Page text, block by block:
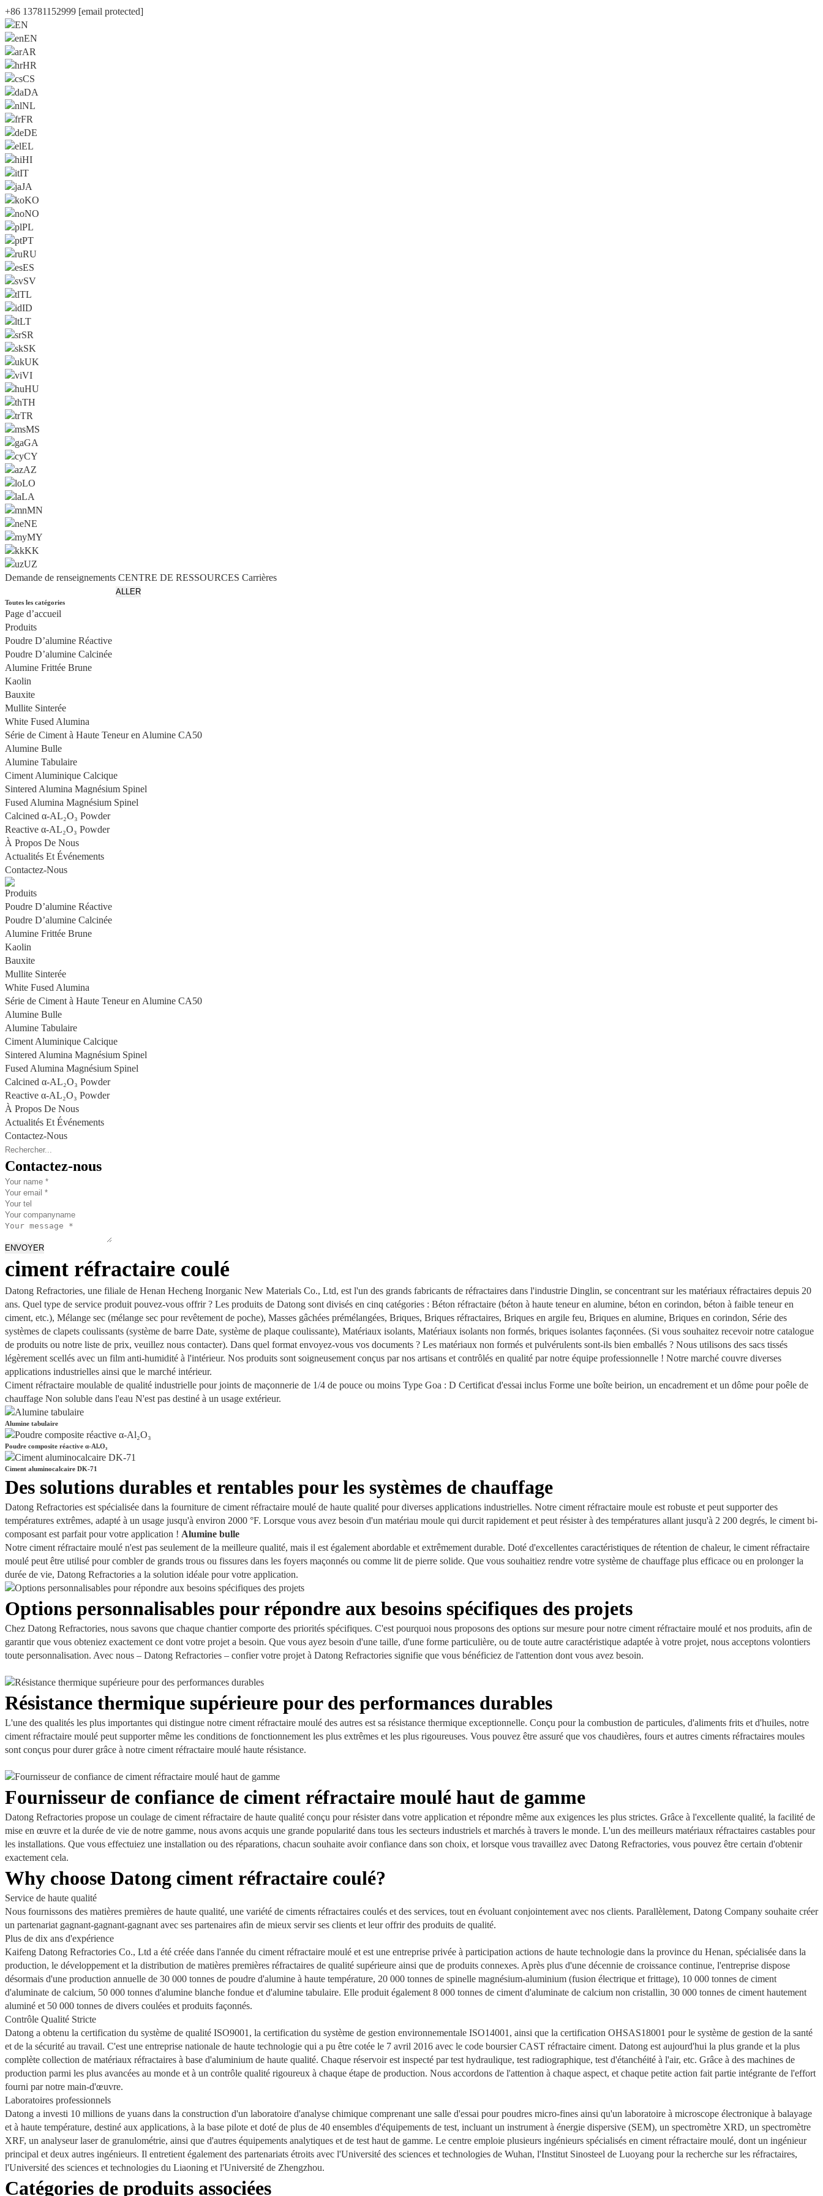
+86 13781152999 [email protected]
EN
EN
AR
HR
CS
DA
NL
FR
DE
EL
HI
IT
JA
KO
NO
PL
PT
RU
ES
SV
TL
ID
LT
SR
SK
UK
VI
HU
TH
TR
MS
GA
CY
AZ
LO
LA
MN
NE
MY
KK
UZ
Demande de renseignements CENTRE DE RESSOURCES Carrières
Toutes les catégories
Page d’accueil
Produits
Poudre D’alumine Réactive
Poudre D’alumine Calcinée
Alumine Frittée Brune
Kaolin
Bauxite
Mullite Sinterée
White Fused Alumina
Série de Ciment à Haute Teneur en Alumine CA50
Alumine Bulle
Alumine Tabulaire
Ciment Aluminique Calcique
Sintered Alumina Magnésium Spinel
Fused Alumina Magnésium Spinel
Calcined α-AL₂O₃ Powder
Reactive α-AL₂O₃ Powder
À Propos De Nous
Actualités Et Événements
Contactez-Nous
Produits
Poudre D’alumine Réactive
Poudre D’alumine Calcinée
Alumine Frittée Brune
Kaolin
Bauxite
Mullite Sinterée
White Fused Alumina
Série de Ciment à Haute Teneur en Alumine CA50
Alumine Bulle
Alumine Tabulaire
Ciment Aluminique Calcique
Sintered Alumina Magnésium Spinel
Fused Alumina Magnésium Spinel
Calcined α-AL₂O₃ Powder
Reactive α-AL₂O₃ Powder
À Propos De Nous
Actualités Et Événements
Contactez-Nous
Contactez-nous
ENVOYER
ciment réfractaire coulé
Datong Refractories, une filiale de Henan Hecheng Inorganic New Materials Co., Ltd, est l'un des grands fabricants de réfractaires dans l'industrie Dinglin, se concentrant sur les matériaux réfractaires depuis 20
ans. Quel type de service produit pouvez-vous offrir ? Les produits de Datong sont divisés en cinq catégories : Béton réfractaire (béton à haute teneur en alumine, béton en corindon, béton à faible teneur en
ciment, etc.), Mélange sec (mélange sec pour revêtement de poche), Masses gâchées prémélangées, Briques, Briques réfractaires, Briques en argile feu, Briques en alumine, Briques en corindon, Série des
systèmes de clapets coulissants (système de barre Date, système de plaque coulissante), Matériaux isolants, Matériaux isolants non formés, briques isolantes façonnées. (Si vous souhaitez recevoir notre catalogue
de produits ou notre liste de prix, veuillez nous contacter). Dans quel format envoyez-vous vos documents ? Les matériaux non formés et pulvérulents sont-ils bien emballés ? Nous utilisons des sacs tissés
légèrement scellés avec un film anti-humidité à l'intérieur. Nos produits sont soigneusement conçus par nos artisans et contrôlés en qualité par notre équipe professionnelle ! Notre marché couvre diverses
applications industrielles ainsi que le marché intérieur.
Ciment réfractaire moulable de qualité industrielle pour joints de maçonnerie de 1/4 de pouce ou moins Type Goa : D Certificat d'essai inclus Forme une boîte beirion, un encadrement et un dôme pour poêle de
chauffage Non soluble dans l'eau N'est pas destiné à un usage extérieur.
Alumine tabulaire
Poudre composite réactive α-Al₂O₃
Ciment aluminocalcaire DK-71
Des solutions durables et rentables pour les systèmes de chauffage
Datong Refractories est spécialisée dans la fourniture de ciment réfractaire moulé de haute qualité pour diverses applications industrielles. Notre ciment réfractaire moule est robuste et peut supporter des
températures extrêmes, adapté à un usage jusqu'à environ 2000 °F. Lorsque vous avez besoin d'un matériau moule qui durcit rapidement et peut résister à des températures allant jusqu'à 2 200 degrés, le ciment bi-
composant est parfait pour votre application ! Alumine bulle
Notre ciment réfractaire moulé n'est pas seulement de la meilleure qualité, mais il est également abordable et extrêmement durable. Doté d'excellentes caractéristiques de rétention de chaleur, le ciment réfractaire
moulé peut être utilisé pour combler de grands trous ou fissures dans les foyers maçonnés ou comme lit de pierre solide. Que vous souhaitiez rendre votre système de chauffage plus efficace ou en prolonger la
durée de vie, Datong Refractories a la solution idéale pour votre application.
Options personnalisables pour répondre aux besoins spécifiques des projets
Chez Datong Refractories, nous savons que chaque chantier comporte des priorités spécifiques. C'est pourquoi nous proposons des options sur mesure pour notre ciment réfractaire moulé et nos produits, afin de
garantir que vous obteniez exactement ce dont votre projet a besoin. Que vous ayez besoin d'une taille, d'une forme particulière, ou de toute autre caractéristique adaptée à votre projet, nous acceptons volontiers
toute personnalisation. Avec nous – Datong Refractories – confier votre projet à Datong Refractories signifie que vous bénéficiez de l'attention dont vous avez besoin.
Résistance thermique supérieure pour des performances durables
L'une des qualités les plus importantes qui distingue notre ciment réfractaire moulé des autres est sa résistance thermique exceptionnelle. Conçu pour la combustion de particules, d'aliments frits et d'huiles, notre
ciment réfractaire moulé peut supporter même les conditions de fonctionnement les plus extrêmes et les plus rigoureuses. Vous pouvez être assuré que vos chaudières, fours et autres ciments réfractaires moules
sont conçus pour durer grâce à notre ciment réfractaire moulé haute résistance.
Fournisseur de confiance de ciment réfractaire moulé haut de gamme
Datong Refractories propose un coulage de ciment réfractaire de haute qualité conçu pour résister dans votre application et répondre même aux exigences les plus strictes. Grâce à l'excellente qualité, la facilité de
mise en œuvre et la durée de vie de notre gamme, nous avons acquis une grande popularité dans tous les secteurs industriels et marchés à travers le monde. L'un des meilleurs matériaux réfractaires castables pour
les installations. Que vous effectuiez une installation ou des réparations, chacun souhaite avoir confiance dans son choix, et lorsque vous travaillez avec Datong Refractories, vous pouvez être certain d'obtenir
exactement cela.
Why choose Datong ciment réfractaire coulé?
Service de haute qualité
Nous fournissons des matières premières de haute qualité, une variété de ciments réfractaires coulés et des services, tout en évoluant conjointement avec nos clients. Parallèlement, Datong Company souhaite créer
un partenariat gagnant-gagnant-gagnant avec ses partenaires afin de mieux servir ses clients et leur offrir des produits de qualité.
Plus de dix ans d'expérience
Kaifeng Datong Refractories Co., Ltd a été créée dans l'année du ciment réfractaire moulé et est une entreprise privée à participation actions de haute technologie dans la province du Henan, spécialisée dans la
production, le développement et la distribution de matières premières réfractaires de qualité supérieure ainsi que de produits connexes. Après plus d'une décennie de croissance continue, l'entreprise dispose
désormais d'une production annuelle de 30 000 tonnes de poudre d'alumine à haute température, 20 000 tonnes de spinelle magnésium-aluminium (fusion électrique et frittage), 10 000 tonnes de ciment
d'aluminate de calcium, 50 000 tonnes d'alumine blanche fondue et d'alumine tabulaire. Elle produit également 8 000 tonnes de ciment d'aluminate de calcium non cristallin, 30 000 tonnes de ciment hautement
aluminé et 50 000 tonnes de divers coulées et produits façonnés.
Contrôle Qualité Stricte
Datong a obtenu la certification du système de qualité ISO9001, la certification du système de gestion environnementale ISO14001, ainsi que la certification OHSAS18001 pour le système de gestion de la santé
et de la sécurité au travail. C'est une entreprise nationale de haute technologie qui a pu être cotée le 7 avril 2016 avec le code boursier CAST réfractaire ciment. Datong est aujourd'hui la plus grande et la plus
complète collection de matériaux réfractaires à base d'aluminium de haute qualité. Chaque réservoir est inspecté par test hydraulique, test radiographique, test d'étanchéité à l'air, etc. Grâce à des machines de
production parmi les plus avancées au monde et à un contrôle qualité rigoureux à chaque étape de production. Nous accordons de l'attention à chaque aspect, et chaque petite action fait partie intégrante de l'effort
fourni par notre main-d'œuvre.
Laboratoires professionnels
Datong a investi 10 millions de yuans dans la construction d'un laboratoire d'analyse chimique comprenant une salle d'essai pour poudres micro-fines ainsi qu'un laboratoire à microscope électronique à balayage
et à haute température, destiné aux applications, à la base pilote et doté de plus de 40 ensembles d'équipements de test, incluant un instrument à énergie dispersive (SEM), un spectromètre XRD, un spectromètre
XRF, un analyseur laser de granulométrie, ainsi que d'autres équipements analytiques et de test haut de gamme. Le centre emploie plusieurs ingénieurs spécialisés en ciment réfractaire moulé, dont un ingénieur
principal et deux autres ingénieurs. Il entretient également des partenariats étroits avec l'Université des sciences et technologies de Wuhan, l'Institut Sinosteel de Luoyang pour la recherche sur les réfractaires,
l'Université des sciences et technologies du Liaoning et l'Université de Zhengzhou.
Catégories de produits associées